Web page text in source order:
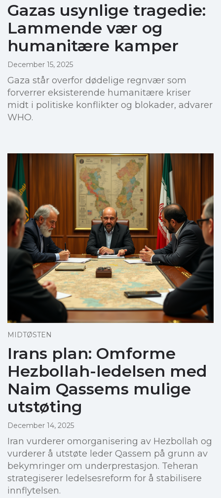
Gazas usynlige tragedie:
Lammende vær og
humanitære kamper
December 15, 2025
Gaza står overfor dødelige regnvær som
forverrer eksisterende humanitære kriser
midt i politiske konflikter og blokader, advarer
WHO.
MIDTØSTEN
Irans plan: Omforme
Hezbollah-ledelsen med
Naim Qassems mulige
utstøting
December 14, 2025
Iran vurderer omorganisering av Hezbollah og
vurderer å utstøte leder Qassem på grunn av
bekymringer om underprestasjon. Teheran
strategiserer ledelsesreform for å stabilisere
innflytelsen.